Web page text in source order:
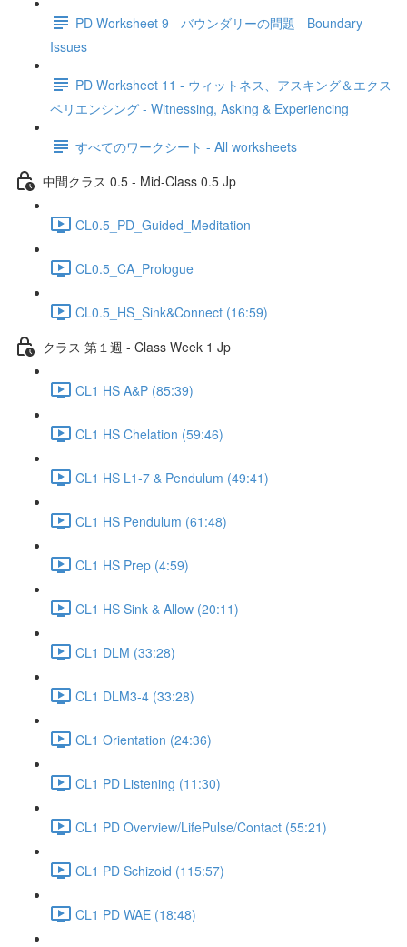
PD Worksheet 9 - バウンダリーの問題 - Boundary
Issues
PD Worksheet 11 - ウィットネス、アスキング＆エクス
ペリエンシング - Witnessing, Asking & Experiencing
すべてのワークシート - All worksheets
中間クラス 0.5 - Mid-Class 0.5 Jp
CL0.5_PD_Guided_Meditation
CL0.5_CA_Prologue
CL0.5_HS_Sink&Connect (16:59)
クラス 第１週 - Class Week 1 Jp
CL1 HS A&P (85:39)
CL1 HS Chelation (59:46)
CL1 HS L1-7 & Pendulum (49:41)
CL1 HS Pendulum (61:48)
CL1 HS Prep (4:59)
CL1 HS Sink & Allow (20:11)
CL1 DLM (33:28)
CL1 DLM3-4 (33:28)
CL1 Orientation (24:36)
CL1 PD Listening (11:30)
CL1 PD Overview/LifePulse/Contact (55:21)
CL1 PD Schizoid (115:57)
CL1 PD WAE (18:48)